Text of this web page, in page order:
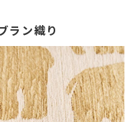
ラン織り